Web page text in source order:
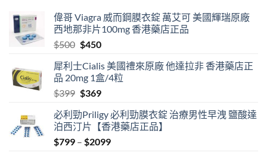
偉哥 Viagra 威而鋼膜衣錠 萬艾可 美國輝瑞原廠
西地那非片100mg 香港藥店正品
$500 Original
was:
$500.
$450Current
is:
$450.
犀利士Cialis 美國禮來原廠 他達拉非 香港藥店正
品 20mg 1盒/4粒
$399 Original
was:
$399.
$369Current
is:
$369.
必利勁Priligy 必利勁膜衣錠 治療男性早洩 鹽酸達
泊西汀片【香港藥店正品】
$799 – $2099Price